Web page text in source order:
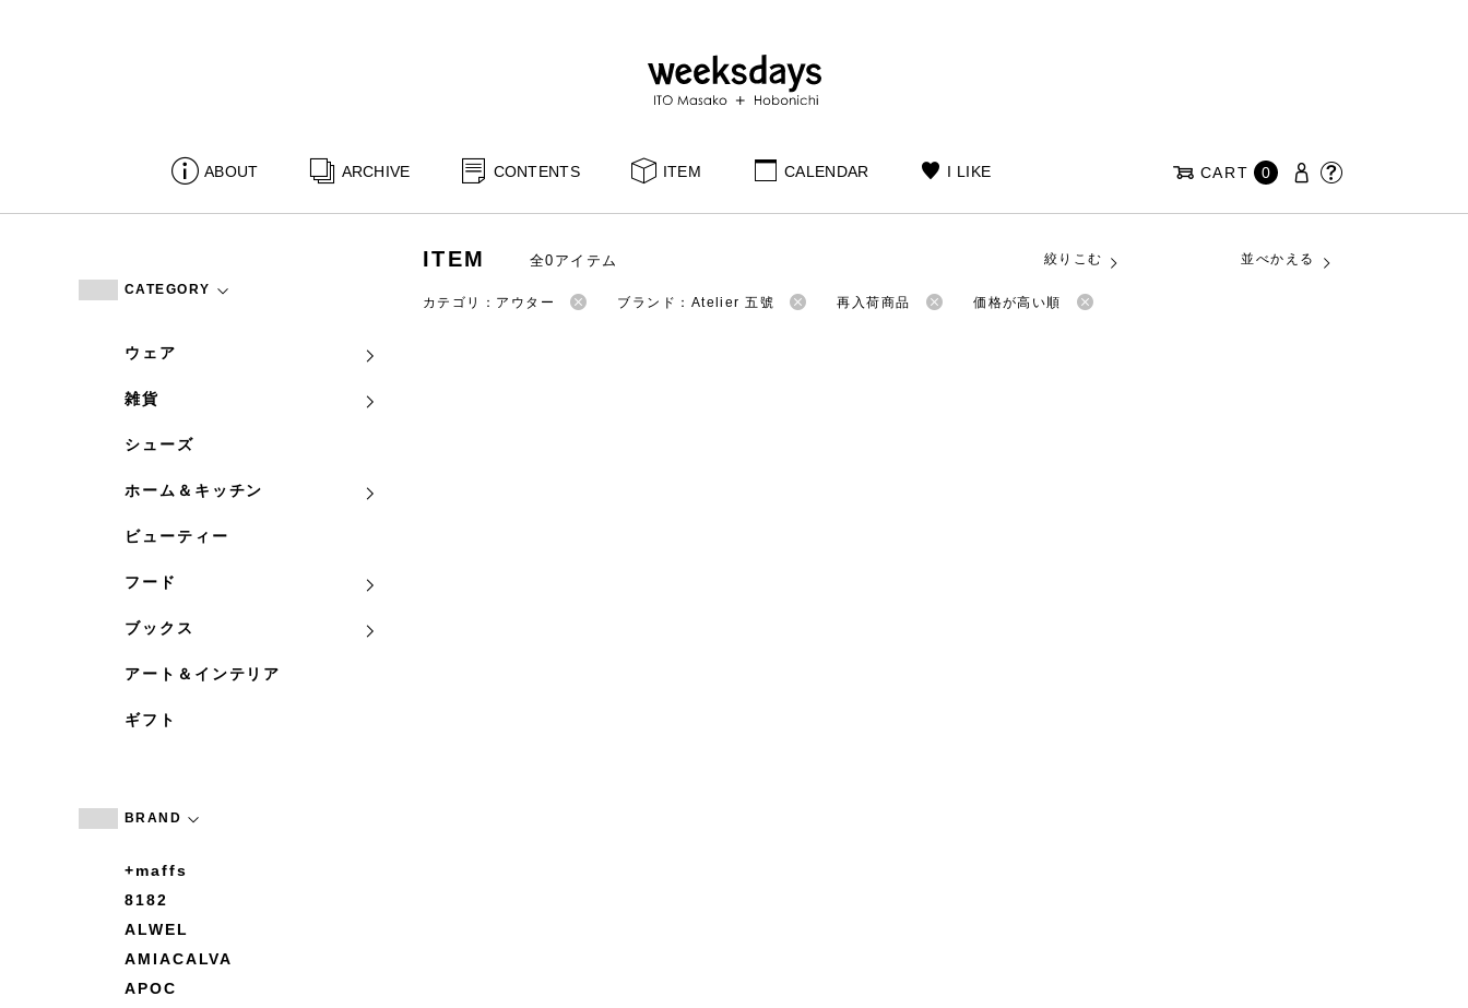
ABOUT ARCHIVE CONTENTS ITEM CALENDAR I LIKE CART 0
CATEGORY
ウェア
雑貨
シューズ
ホーム＆キッチン
ビューティー
フード
ブックス
アート＆インテリア
ギフト
BRAND
+maffs
8182
ALWEL
AMIACALVA
APOC
ITEM 全0アイテム 絞りこむ 並べかえる
カテゴリ：アウター ブランド：Atelier 五號 再入荷商品 価格が高い順